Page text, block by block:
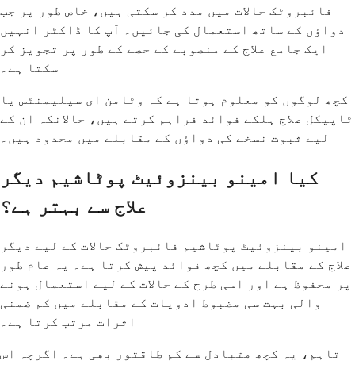
فائبروٹک حالات میں مدد کر سکتی ہیں، خاص طور پر جب
دواؤں کے ساتھ استعمال کی جائیں۔ آپ کا ڈاکٹر انہیں
ایک جامع علاج کے منصوبے کے حصے کے طور پر تجویز کر
سکتا ہے۔
کچھ لوگوں کو معلوم ہوتا ہے کہ وٹامن ای سپلیمنٹس یا
ٹاپیکل علاج ہلکے فوائد فراہم کرتے ہیں، حالانکہ ان کے
لیے ثبوت نسخے کی دواؤں کے مقابلے میں محدود ہیں۔
کیا امینو بینزوئیٹ پوٹاشیم دیگر
علاج سے بہتر ہے؟
امینو بینزوئیٹ پوٹاشیم فائبروٹک حالات کے لیے دیگر
علاج کے مقابلے میں کچھ فوائد پیش کرتا ہے۔ یہ عام طور
پر محفوظ ہے اور اسی طرح کے حالات کے لیے استعمال ہونے
والی بہت سی مضبوط ادویات کے مقابلے میں کم ضمنی
اثرات مرتب کرتا ہے۔
تاہم، یہ کچھ متبادل سے کم طاقتور بھی ہے۔ اگرچہ اس